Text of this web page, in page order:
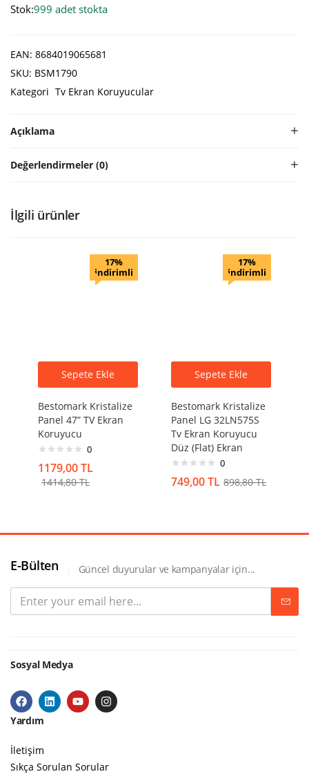
Stok:999 adet stokta
EAN: 8684019065681
SKU: BSM1790
Kategori Tv Ekran Koruyucular
Açıklama
Değerlendirmeler (0)
İlgili ürünler
17%
indirimli
Sepete Ekle
Bestomark Kristalize
Panel 47” TV Ekran
Koruyucu
0
1179,00TL
1414,80TL
17%
indirimli
Sepete Ekle
Bestomark Kristalize
Panel LG 32LN575S
Tv Ekran Koruyucu
Düz (Flat) Ekran
0
749,00TL 898,80TL
E-Bülten Güncel duyurular ve kampanyalar için...
Sosyal Medya
Yardım
İletişim
Sıkça Sorulan Sorular